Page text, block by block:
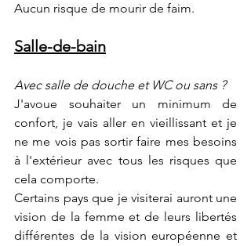
Aucun risque de mourir de faim.
Salle-de-bain
Avec salle de douche et WC ou sans ?
J'avoue souhaiter un minimum de
confort, je vais aller en vieillissant et je
ne me vois pas sortir faire mes besoins
à l'extérieur avec tous les risques que
cela comporte.
Certains pays que je visiterai auront une
vision de la femme et de leurs libertés
différentes de la vision européenne et